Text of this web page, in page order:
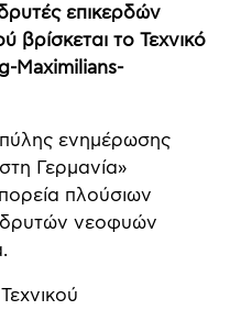
επικερδών
βρίσκεται το Τεχνικό
Maximilians-
ενημέρωσης
Γερμανία»
πλούσιων
νεοφυών